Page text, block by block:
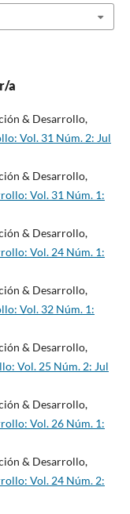
a
& Desarrollo,
Vol. 31 Núm. 2: Jul
& Desarrollo,
Vol. 31 Núm. 1:
& Desarrollo,
Vol. 24 Núm. 1:
& Desarrollo,
Vol. 32 Núm. 1:
& Desarrollo,
Vol. 25 Núm. 2: Jul
& Desarrollo,
Vol. 26 Núm. 1:
& Desarrollo,
Vol. 24 Núm. 2: